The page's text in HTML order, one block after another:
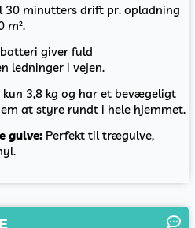
30 minutters drift pr. opladning
m².
giver fuld
ledninger i vejen.
kun 3,8 kg og har et bevægeligt
at styre rundt i hele hjemmet.
gulve: Perfekt til trægulve,